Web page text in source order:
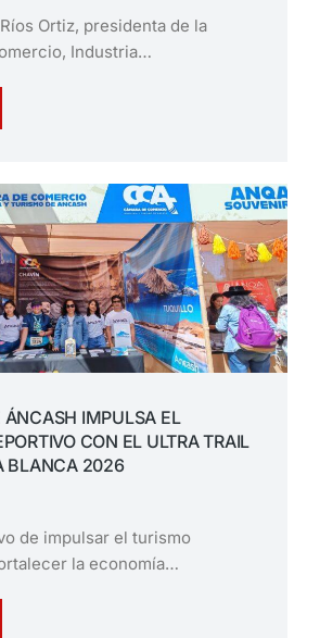
Ortiz, presidenta de la
Industria…
IMPULSA EL
CON EL ULTRA TRAIL
BLANCA 2026
de impulsar el turismo
la economía…